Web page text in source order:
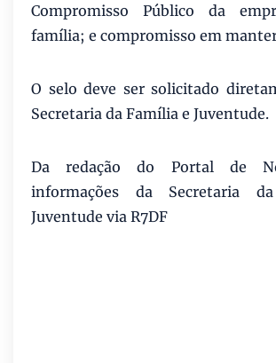
Compromisso Público da
família; e compromisso em manter
O selo deve ser solicitado
Secretaria da Família e Juventude.
Da redação do Portal de
informações da Secretaria
Juventude via R7DF